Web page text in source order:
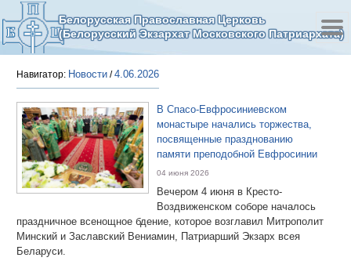
Белорусская Православная Церковь
(Белорусский Экзархат Московского Патриархата)
Навигатор: Новости /4.06.2026
В Спасо-Евфросиниевском
монастыре начались торжества,
посвященные празднованию
памяти преподобной Евфросинии
04 июня 2026
Вечером 4 июня в Кресто-
Воздвиженском соборе началось
праздничное всенощное бдение, которое возглавил Митрополит
Минский и Заславский Вениамин, Патриарший Экзарх всея
Беларуси.